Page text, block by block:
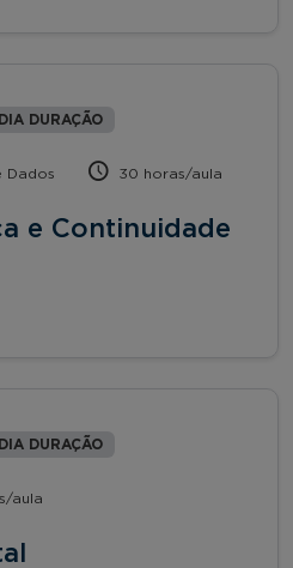
DURAÇÃO
Dados 30 horas/aula
e Continuidade
DURAÇÃO
aula